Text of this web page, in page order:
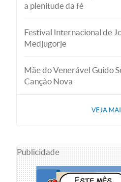
a plenitude da fé
Festival Internacional de
Medjugorje
Mãe do Venerável Guido
Canção Nova
VEJA
Publicidade